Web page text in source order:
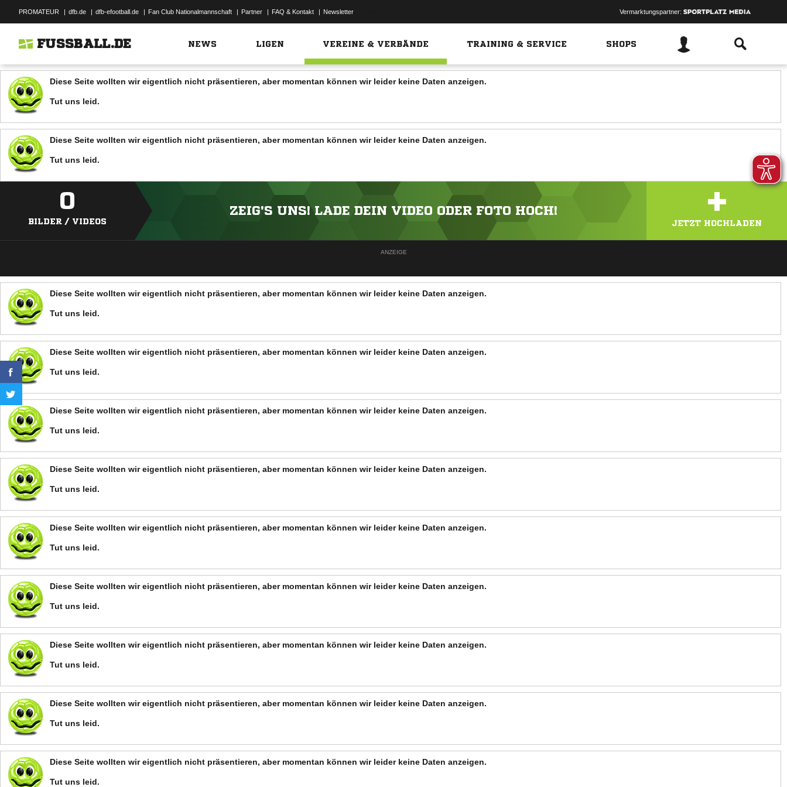
PROMATEUR | dfb.de | dfb-efootball.de | Fan Club Nationalmannschaft | Partner | FAQ & Kontakt | Newsletter Vermarktungspartner:
FUSSBALL.DE NEWS LIGEN VEREINE & VERBÄNDE TRAINING & SERVICE SHOPS
Diese Seite wollten wir eigentlich nicht präsentieren, aber momentan können wir leider keine Daten anzeigen.
Tut uns leid.
Diese Seite wollten wir eigentlich nicht präsentieren, aber momentan können wir leider keine Daten anzeigen.
Tut uns leid.
0
BILDER / VIDEOS
ZEIG'S UNS! LADE DEIN VIDEO ODER FOTO HOCH! +
JETZT HOCHLADEN
ANZEIGE
Diese Seite wollten wir eigentlich nicht präsentieren, aber momentan können wir leider keine Daten anzeigen.
Tut uns leid.
Diese Seite wollten wir eigentlich nicht präsentieren, aber momentan können wir leider keine Daten anzeigen.
Tut uns leid.
Diese Seite wollten wir eigentlich nicht präsentieren, aber momentan können wir leider keine Daten anzeigen.
Tut uns leid.
Diese Seite wollten wir eigentlich nicht präsentieren, aber momentan können wir leider keine Daten anzeigen.
Tut uns leid.
Diese Seite wollten wir eigentlich nicht präsentieren, aber momentan können wir leider keine Daten anzeigen.
Tut uns leid.
Diese Seite wollten wir eigentlich nicht präsentieren, aber momentan können wir leider keine Daten anzeigen.
Tut uns leid.
Diese Seite wollten wir eigentlich nicht präsentieren, aber momentan können wir leider keine Daten anzeigen.
Tut uns leid.
Diese Seite wollten wir eigentlich nicht präsentieren, aber momentan können wir leider keine Daten anzeigen.
Tut uns leid.
Diese Seite wollten wir eigentlich nicht präsentieren, aber momentan können wir leider keine Daten anzeigen.
Tut uns leid.